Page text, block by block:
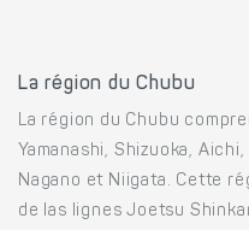
La région du Chubu
La région du Chubu
Yamanashi, Shizuoka,
Nagano et Niigata. Cette
de las lignes Joetsu